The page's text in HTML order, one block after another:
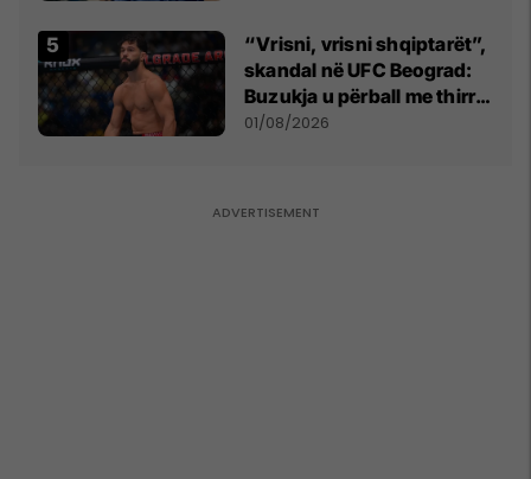
në Beograd
“Vrisni, vrisni shqiptarët”,
skandal në UFC Beograd:
Buzukja u përball me thirrje
anti-shqiptare nga
01/08/2026